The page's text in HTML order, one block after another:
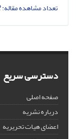
تعداد مشاهده مقاله:
دسترسی سریع
صفحه اصلی
درباره نشریه
اعضای هیات تحریریه